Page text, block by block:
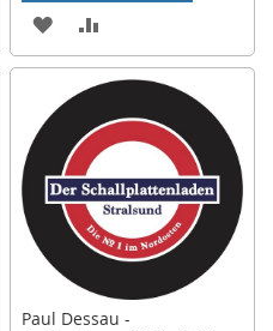
ZUR
WUNSCHLISTE
HINZUFÜGEN
VERGLEICHSLISTE
HINZUFÜGEN
Paul Dessau -